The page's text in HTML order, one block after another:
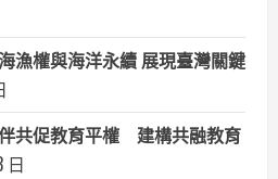
漁權與海洋永續 展現臺灣關鍵
共促教育平權 建構共融教育
日